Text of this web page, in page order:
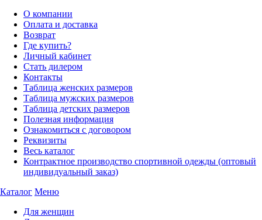
О компании
Оплата и доставка
Возврат
Где купить?
Личный кабинет
Стать дилером
Контакты
Таблица женских размеров
Таблица мужских размеров
Таблица детских размеров
Полезная информация
Ознакомиться с договором
Реквизиты
Весь каталог
Контрактное производство спортивной одежды (оптовый
индивидуальный заказ)
Каталог Меню
Для женщин